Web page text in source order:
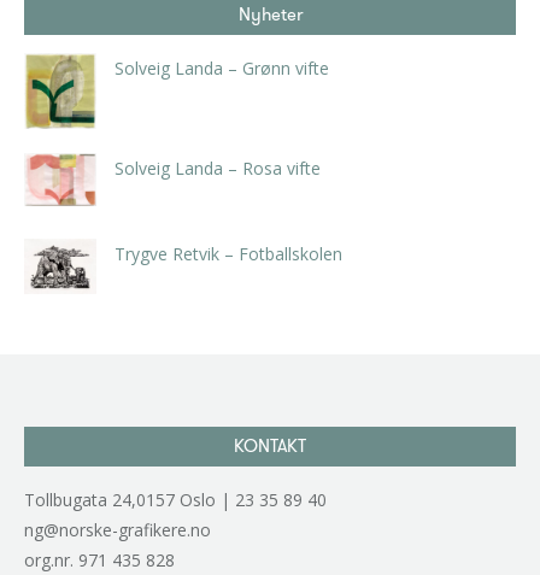
Nyheter
Solveig Landa – Grønn vifte
Solveig Landa – Rosa vifte
Trygve Retvik – Fotballskolen
KONTAKT
Tollbugata 24,0157 Oslo | 23 35 89 40
ng@norske-grafikere.no
org.nr. 971 435 828